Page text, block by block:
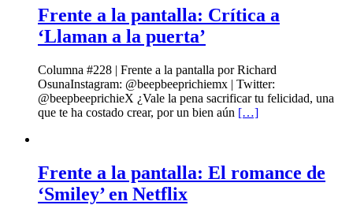
Frente a la pantalla: Crítica a
‘Llaman a la puerta’
Columna #228 | Frente a la pantalla por Richard
OsunaInstagram: @beepbeeprichiemx | Twitter:
@beepbeeprichieX ¿Vale la pena sacrificar tu felicidad, una
que te ha costado crear, por un bien aún […]
Frente a la pantalla: El romance de
‘Smiley’ en Netflix